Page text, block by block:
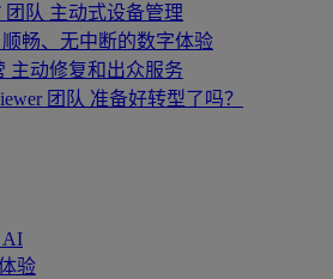
团队 主动式设备管理
顺畅、无中断的数字体验
主动修复和出众服务
团队 准备好转型了吗？
AI
验